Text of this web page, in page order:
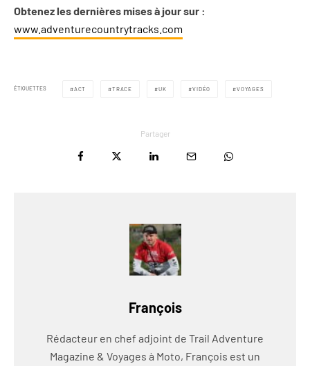
Obtenez les dernières mises à jour sur :
www.adventurecountrytracks.com
ÉTIQUETTES ACT TRACE UK VIDÉO VOYAGES
Partager
François
Rédacteur en chef adjoint de Trail Adventure
Magazine & Voyages à Moto, François est un